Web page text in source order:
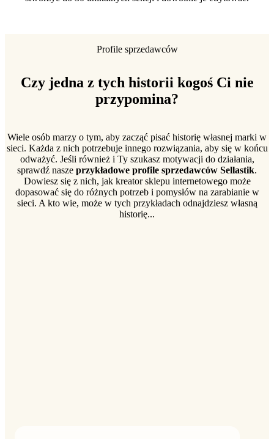
Profile sprzedawców
Czy jedna z tych historii kogoś Ci nie
przypomina?
Wiele osób marzy o tym, aby zacząć pisać historię własnej marki w
sieci. Każda z nich potrzebuje innego rozwiązania, aby się w końcu
odważyć. Jeśli również i Ty szukasz motywacji do działania,
sprawdź nasze przykładowe profile sprzedawców Sellastik.
Dowiesz się z nich, jak kreator sklepu internetowego może
dopasować się do różnych potrzeb i pomysłów na zarabianie w
sieci. A kto wie, może w tych przykładach odnajdziesz własną
historię...